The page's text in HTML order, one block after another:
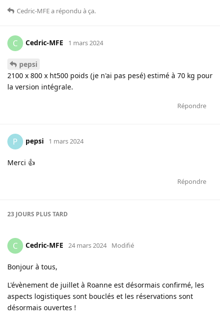
Cedric-MFEa répondu à ça.
C Cedric-MFE 1 mars 2024
pepsi
2100 x 800 x ht500 poids (je n'ai pas pesé) estimé à 70 kg pour
la version intégrale.
Répondre
P pepsi 1 mars 2024
Merci 👍
Répondre
23 JOURS PLUS TARD
C Cedric-MFE 24 mars 2024 Modifié
Bonjour à tous,
L'évènement de juillet à Roanne est désormais confirmé, les
aspects logistiques sont bouclés et les réservations sont
désormais ouvertes !